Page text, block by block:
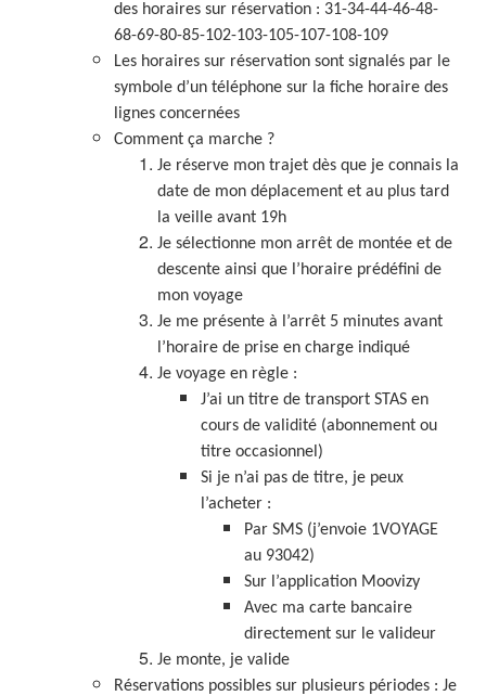
des horaires sur réservation : 31-34-44-46-48-
68-69-80-85-102-103-105-107-108-109
Les horaires sur réservation sont signalés par le
symbole d’un téléphone sur la fiche horaire des
lignes concernées
Comment ça marche ?
Je réserve mon trajet dès que je connais la
date de mon déplacement et au plus tard
la veille avant 19h
Je sélectionne mon arrêt de montée et de
descente ainsi que l’horaire prédéfini de
mon voyage
Je me présente à l’arrêt 5 minutes avant
l’horaire de prise en charge indiqué
Je voyage en règle :
J’ai un titre de transport STAS en
cours de validité (abonnement ou
titre occasionnel)
Si je n’ai pas de titre, je peux
l’acheter :
Par SMS (j’envoie 1VOYAGE
au 93042)
Sur l’application Moovizy
Avec ma carte bancaire
directement sur le valideur
Je monte, je valide
Réservations possibles sur plusieurs périodes : Je